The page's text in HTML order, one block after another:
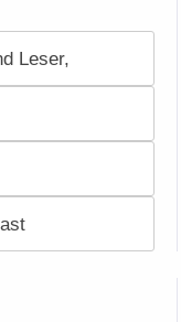
Leser,